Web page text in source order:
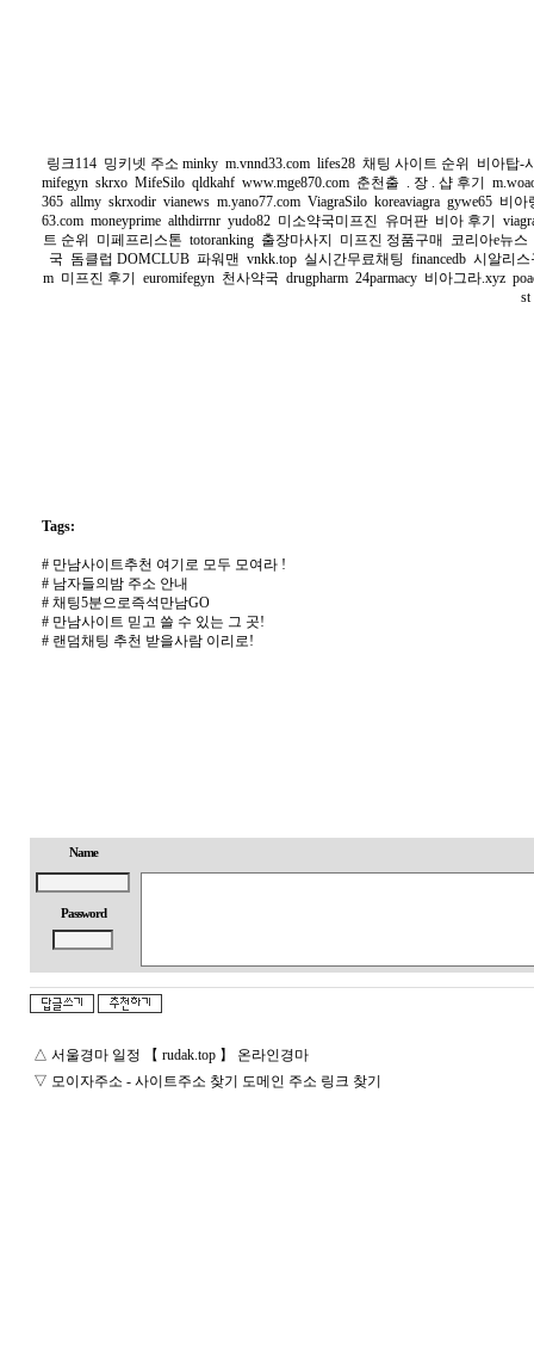
링크114 밍키넷 주소 minky m.vnnd33.com lifes28 채팅 사이트 순위
비아탑-
mifegyn skrxo MifeSilo qldkahf www.mge870.com 춘천출 . 장 . 샵 후기
365 allmy skrxodir vianews m.yano77.com ViagraSilo koreaviagra gywe65 비아
63.com moneyprime althdirrnr yudo82 미소약국미프진 유머판 비아 후기
트 순위
미페프리스톤 totoranking 출장마사지 미프진 정품구매
코리아e뉴스
국 돔클럽 DOMCLUB 파워맨 vnkk.top 실시간무료채팅 financedb 시알리스
m 미프진 후기 euromifegyn 천사약국 drugpharm 24parmacy 비아그라.xyz
st
Tags:
#만남사이트추천 여기로 모두 모여라 !
#남자들의밤 주소 안내
#채팅5분으로즉석만남GO
#만남사이트 믿고 쓸 수 있는 그 곳!
#랜덤채팅 추천 받을사람 이리로!
Name
Password
△ 서울경마 일정 【 rudak.top 】 온라인경마
▽ 모이자주소 - 사이트주소 찾기 도메인 주소 링크 찾기